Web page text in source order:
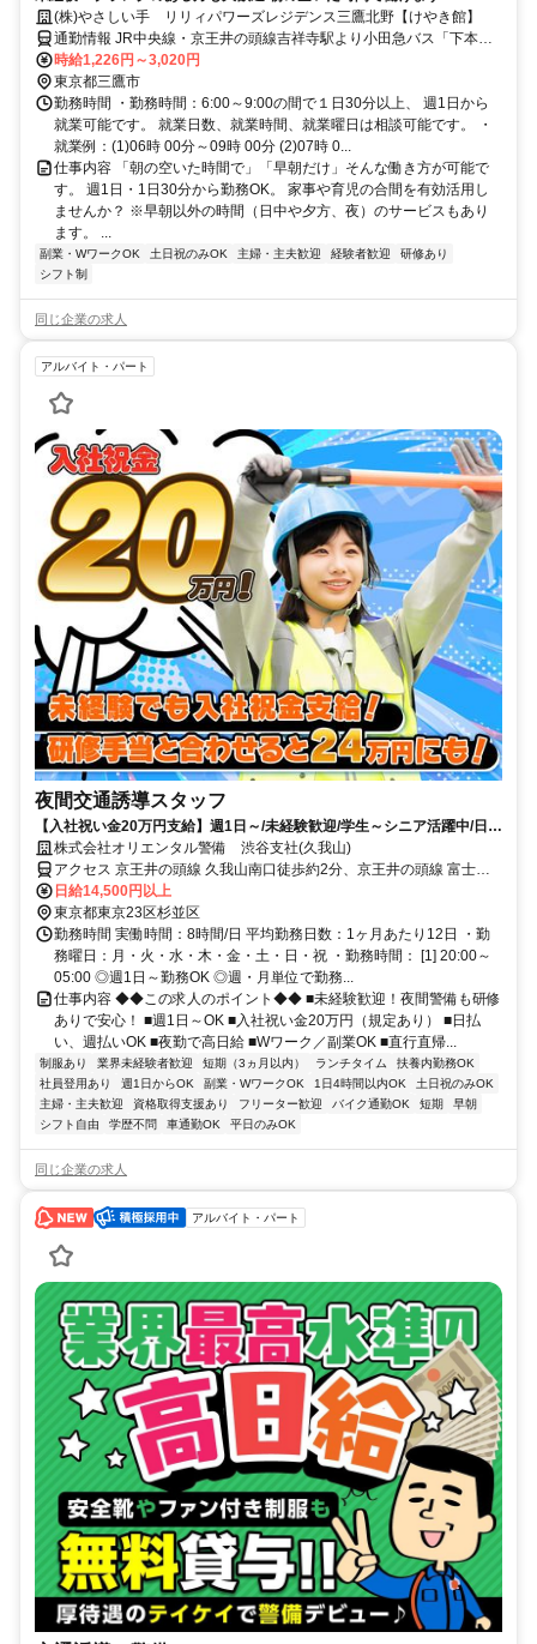
(株)やさしい手 リリィパワーズレジデンス三鷹北野【けやき館】
通勤情報 JR中央線・京王井の頭線吉祥寺駅より小田急バス「下本
宿」バス停徒歩３分/京王線千歳烏山駅より小田急バス「北野水無」
バス停徒歩4分
時給1,226円～3,020円
東京都三鷹市
勤務時間 ・勤務時間：6:00～9:00の間で１日30分以上、 週1日から
就業可能です。 就業日数、就業時間、就業曜日は相談可能です。 ・
就業例：(1)06時 00分～09時 00分 (2)07時 0...
仕事内容 「朝の空いた時間で」「早朝だけ」そんな働き方が可能で
す。 週1日・1日30分から勤務OK。 家事や育児の合間を有効活用し
ませんか？ ※早朝以外の時間（日中や夕方、夜）のサービスもあり
ます。 ...
副業・WワークOK 土日祝のみOK 主婦・主夫歓迎 経験者歓迎
研修あり
シフト制
同じ企業の求人
アルバイト・パート
夜間交通誘導スタッフ
【入社祝い金20万円支給】週1日～/未経験歓迎/学生～シニア活躍中/日払
い・週払いOK/履歴書不要！
株式会社オリエンタル警備 渋谷支社(久我山)
アクセス 京王井の頭線 久我山南口徒歩約2分、京王井の頭線 富士見
ヶ丘南口徒歩約13分、京王井の頭線 三鷹台南口徒歩約14分 (面接地/
渋谷支社)東京都渋谷区渋谷3-13-11 TKビル3F
日給14,500円以上
東京都東京23区杉並区
勤務時間 実働時間：8時間/日 平均勤務日数：1ヶ月あたり12日 ・勤
務曜日：月・火・水・木・金・土・日・祝 ・勤務時間： [1] 20:00～
05:00 ◎週1日～勤務OK ◎週・月単位で勤務...
仕事内容 ◆◆この求人のポイント◆◆ ■未経験歓迎！夜間警備も研修
ありで安心！ ■週1日～OK ■入社祝い金20万円（規定あり） ■日払
い、週払いOK ■夜勤で高日給 ■Wワーク／副業OK ■直行直帰...
制服あり 業界未経験者歓迎 短期（3ヵ月以内） ランチタイム
扶養内勤務OK
社員登用あり
週1日からOK 副業・WワークOK 1日4時間以内OK
土日祝のみOK
主婦・主夫歓迎
資格取得支援あり フリーター歓迎 バイク通勤OK 短期
早朝
シフト自由
学歴不問 車通勤OK 平日のみOK
同じ企業の求人
アルバイト・パート